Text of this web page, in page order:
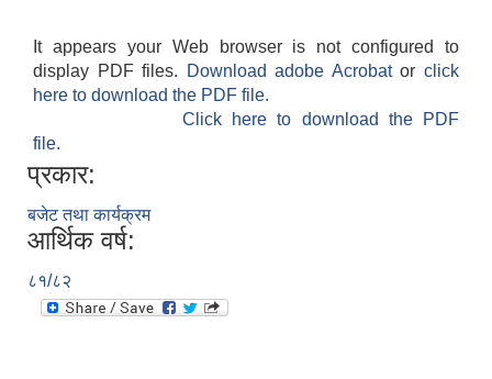
It appears your Web browser is not configured to
display PDF files.
Download adobe Acrobatorclick
here to download the PDF file.
Click here to download the PDF
file.
प्रकार:
बजेट तथा कार्यक्रम
आर्थिक वर्ष:
८१/८२